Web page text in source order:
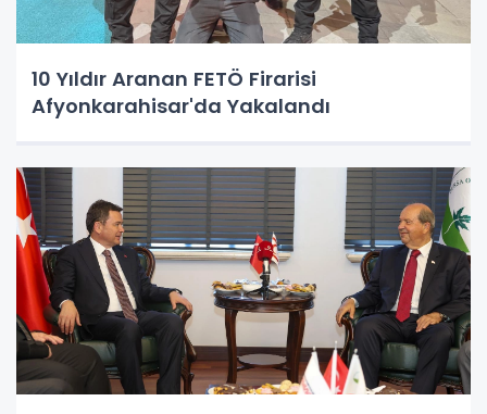
10 Yıldır Aranan FETÖ Firarisi
Afyonkarahisar'da Yakalandı